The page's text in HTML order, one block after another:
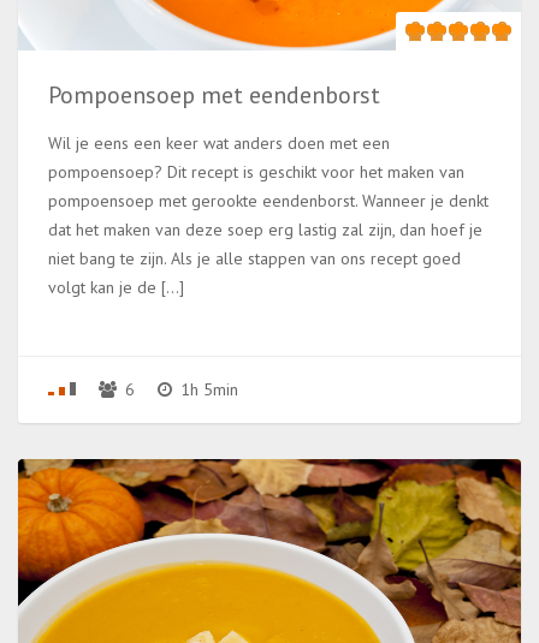
Pompoensoep met eendenborst
Wil je eens een keer wat anders doen met een
pompoensoep? Dit recept is geschikt voor het maken van
pompoensoep met gerookte eendenborst. Wanneer je denkt
dat het maken van deze soep erg lastig zal zijn, dan hoef je
niet bang te zijn. Als je alle stappen van ons recept goed
volgt kan je de […]
6 1h 5min